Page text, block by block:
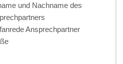
und Nachname des
Ansprechpartner